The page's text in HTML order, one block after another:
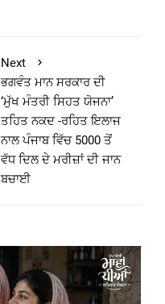
Next
ਭਗਵੰਤ ਮਾਨ ਸਰਕਾਰ ਦੀ
‘ਮੁੱਖ ਮੰਤਰੀ ਸਿਹਤ ਯੋਜਨਾ’
ਤਹਿਤ ਨਕਦ -ਰਹਿਤ ਇਲਾਜ
ਨਾਲ ਪੰਜਾਬ ਵਿੱਚ 5000 ਤੋਂ
ਵੱਧ ਦਿਲ ਦੇ ਮਰੀਜ਼ਾਂ ਦੀ ਜਾਨ
ਬਚਾਈ